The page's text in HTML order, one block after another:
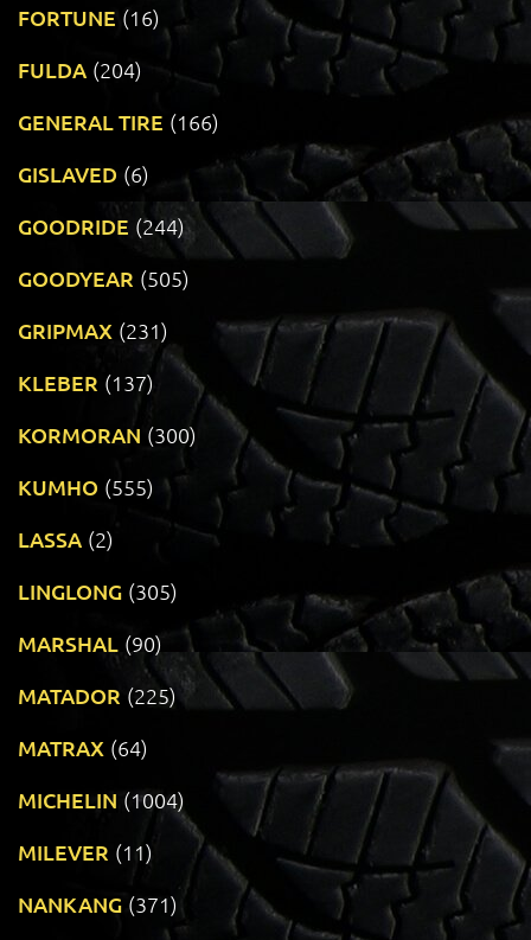
FORTUNE (16)
FULDA (204)
GENERAL TIRE (166)
GISLAVED (6)
GOODRIDE (244)
GOODYEAR (505)
GRIPMAX (231)
KLEBER (137)
KORMORAN (300)
KUMHO (555)
LASSA (2)
LINGLONG (305)
MARSHAL (90)
MATADOR (225)
MATRAX (64)
MICHELIN (1004)
MILEVER (11)
NANKANG (371)